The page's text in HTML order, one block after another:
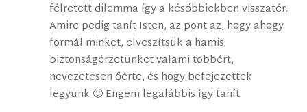
félretett dilemma így a későbbiekben visszatér.
Amire pedig tanít Isten, az pont az, hogy ahogy
formál minket, elveszítsük a hamis
biztonságérzetünket valami többért,
nevezetesen őérte, és hogy befejezettek
legyünk 🙂 Engem legalábbis így tanít.